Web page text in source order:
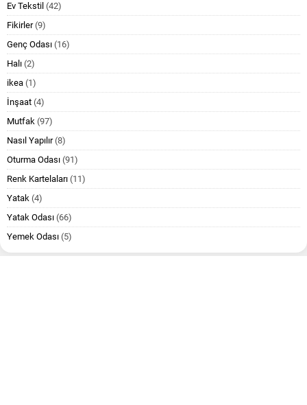
Ev Tekstil (42)
Fikirler(9)
Genç Odası (16)
Halı (2)
ikea (1)
İnşaat (4)
Mutfak (97)
Nasıl Yapılır(8)
Oturma Odası (91)
Renk Kartelaları (11)
Yatak (4)
Yatak Odası (66)
Yemek Odası (5)